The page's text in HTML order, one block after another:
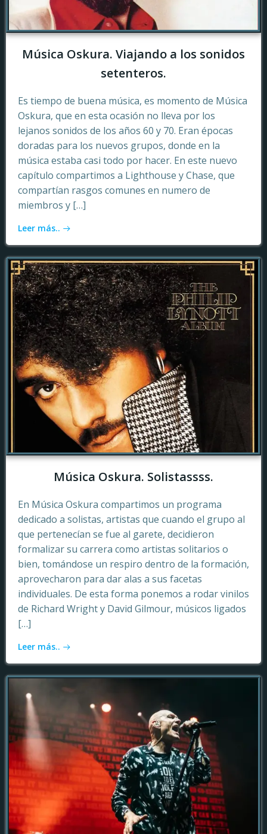
Música Oskura. Viajando a los sonidos
setenteros.
Es tiempo de buena música, es momento de Música
Oskura, que en esta ocasión no lleva por los
lejanos sonidos de los años 60 y 70. Eran épocas
doradas para los nuevos grupos, donde en la
música estaba casi todo por hacer. En este nuevo
capítulo compartimos a Lighthouse y Chase, que
compartían rasgos comunes en numero de
miembros y […]
Leer más..
Música Oskura. Solistassss.
En Música Oskura compartimos un programa
dedicado a solistas, artistas que cuando el grupo al
que pertenecían se fue al garete, decidieron
formalizar su carrera como artistas solitarios o
bien, tomándose un respiro dentro de la formación,
aprovecharon para dar alas a sus facetas
individuales. De esta forma ponemos a rodar vinilos
de Richard Wright y David Gilmour, músicos ligados
[…]
Leer más..